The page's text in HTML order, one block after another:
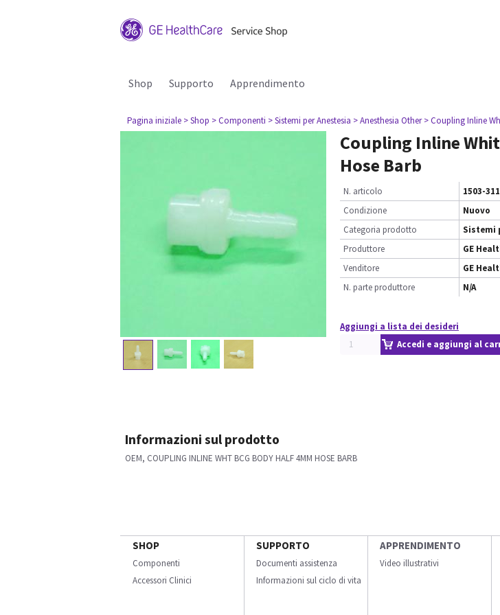
Shop Supporto Apprendimento
Pagina iniziale > Shop > Componenti > Sistemi per Anestesia > Anesthesia Other > Coupling Inline
Coupling Inline
Hose Barb
N. articolo
1503-
Condizione
Nuovo
Categoria prodotto
Sistemi
Produttore
GE
Venditore
GE
N. parte produttore
N/A
Aggiungi a lista dei desideri
Accedi e aggiungi al
Informazioni sul prodotto
OEM, COUPLING INLINE WHT BCG BODY HALF 4MM HOSE BARB
SHOP
Componenti
Accessori Clinici
SUPPORTO
Documenti assistenza
Informazioni sul ciclo di vita
APPRENDIMENTO
Video illustrativi